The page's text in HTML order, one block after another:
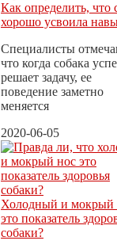
Как определить, что
хорошо усвоила
Специалисты
что когда собака
решает задачу, ее
поведение заметно
меняется
2020-06-05
Холодный и мокрый
это показатель
собаки?